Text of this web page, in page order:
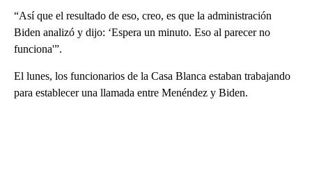
“Así que el resultado de eso, creo, es que la administración
Biden analizó y dijo: ‘Espera un minuto. Eso al parecer no
funciona'”.
El lunes, los funcionarios de la Casa Blanca estaban trabajando
para establecer una llamada entre Menéndez y Biden.